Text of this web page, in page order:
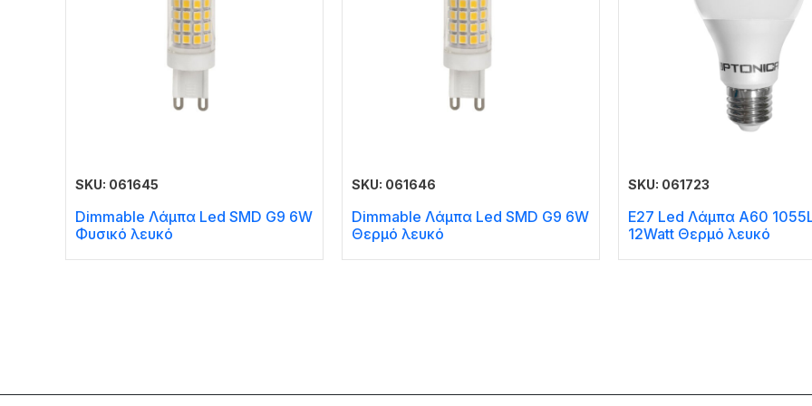
SKU: 061645
Dimmable Λάμπα Led SMD G9 6W
Φυσικό λευκό
SKU: 061646
Dimmable Λάμπα Led SMD G9 6W
Θερμό λευκό
SKU: 061723
E27 Led Λάμπα A60
12Watt Θερμό λευκό